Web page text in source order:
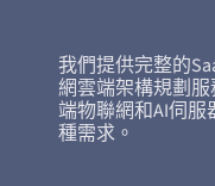
我們提供完整的
網雲端架構規劃
端物聯網和AI伺
種需求。